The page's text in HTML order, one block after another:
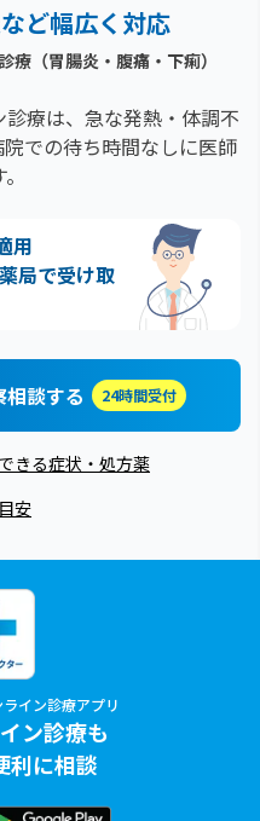
ど幅広く対応
療（胃腸炎・腹痛・下痢）
療は、急な発熱・体調不
での待ち時間なしに医師
用
局で受け取
談する 24時間受付
きる症状・処方薬
安
イン診療アプリ
ン診療も
利に相談